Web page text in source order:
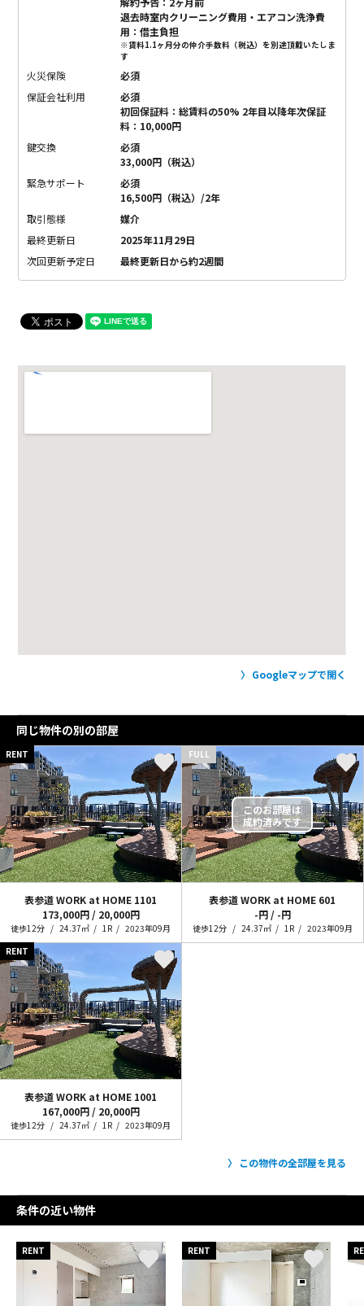
退去時室内クリーニング費用・エアコン洗浄費
用：借主負担
※賃料1.1ヶ月分の仲介手数料（税込）を別途頂戴いたしま
す
火災保険
必須
保証会社利用
必須
初回保証料：総賃料の50% 2年目以降年次保証
料：10,000円
鍵交換
必須
33,000円（税込）
緊急サポート
必須
16,500円（税込）/2年
取引態様
媒介
最終更新日
2025年11月29日
次回更新予定日
最終更新日から約2週間
Googleマップで開く
同じ物件の別の部屋
RENT
表参道 WORK at HOME 1101
173,000円 / 20,000円
徒歩12分 24.37㎡ 1R 2023年09月
FULL
表参道 WORK at HOME 601
-円 / -円
徒歩12分 24.37㎡ 1R
2023年09月
RENT
表参道 WORK at HOME 1001
167,000円 / 20,000円
徒歩12分 24.37㎡ 1R 2023年09月
この物件の全部屋を見る
条件の近い物件
RENT RENT